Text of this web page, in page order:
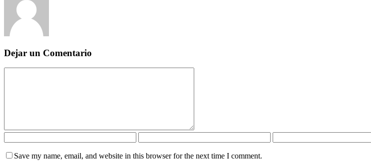
Dejar un Comentario
Save my name, email, and website in this browser for the next time I comment.